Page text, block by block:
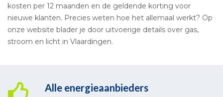
kosten per 12 maanden en de geldende korting voor
nieuwe klanten. Precies weten hoe het allemaal werkt? Op
onze website blader je door uitvoerige details over gas,
stroom en licht in Vlaardingen.
Alle energieaanbieders